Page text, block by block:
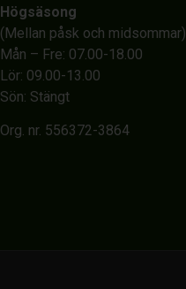
Högsäsong
(Mellan påsk och midsommar)
Mån – Fre: 07.00-18.00
Lör: 09.00-13.00
Sön: Stängt
Org. nr. 556372-3864